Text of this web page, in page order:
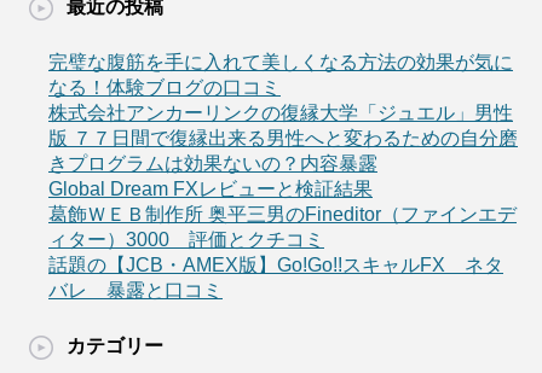
最近の投稿
完璧な腹筋を手に入れて美しくなる方法の効果が気に
なる！体験ブログの口コミ
株式会社アンカーリンクの復縁大学「ジュエル」男性
版 ７７日間で復縁出来る男性へと変わるための自分磨
きプログラムは効果ないの？内容暴露
Global Dream FXレビューと検証結果
葛飾ＷＥＢ制作所 奥平三男のFineditor（ファインエデ
ィター）3000 評価とクチコミ
話題の【JCB・AMEX版】Go!Go!!スキャルFX ネタ
バレ 暴露と口コミ
カテゴリー